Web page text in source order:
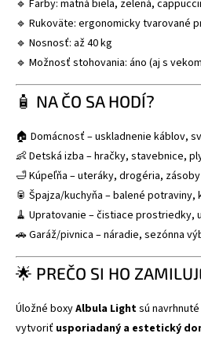
🔹 Farby: matná biela, zelená,
🔹 Rukoväte: ergonomicky tvarované
🔹 Nosnosť: až 40 kg
🔹 Možnosť stohovania: áno (aj s
🧴 NA ČO SA HODÍ?
🏠 Domácnosť – uskladnenie káblov,
👶 Detská izba – hračky, stavebnice,
🛁 Kúpeľňa – uteráky, drogéria, zásoby
🥫 Špajza/kuchyňa – balené potraviny,
🧹 Upratovanie – čistiace prostriedky,
🚗 Garáž/pivnica – náradie, sezónna
🌟 PREČO SI HO
Úložné boxyAlbula Lightsú
vytvoriť usporiadaný a estetický